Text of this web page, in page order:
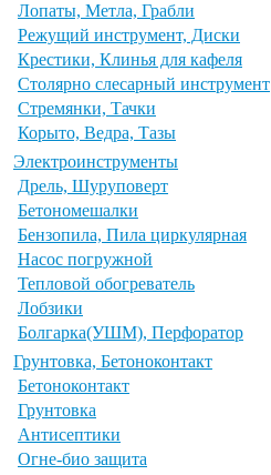
Лопаты, Метла, Грабли
Режущий инструмент, Диски
Крестики, Клинья для кафеля
Столярно слесарный инструмент
Стремянки, Тачки
Корыто, Ведра, Тазы
Электроинструменты
Дрель, Шуруповерт
Бетономешалки
Бензопила, Пила циркулярная
Насос погружной
Тепловой обогреватель
Лобзики
Болгарка(УШМ), Перфоратор
Грунтовка, Бетоноконтакт
Бетоноконтакт
Грунтовка
Антисептики
Огне-био защита